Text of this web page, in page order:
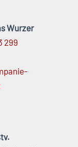
Wurzer
299